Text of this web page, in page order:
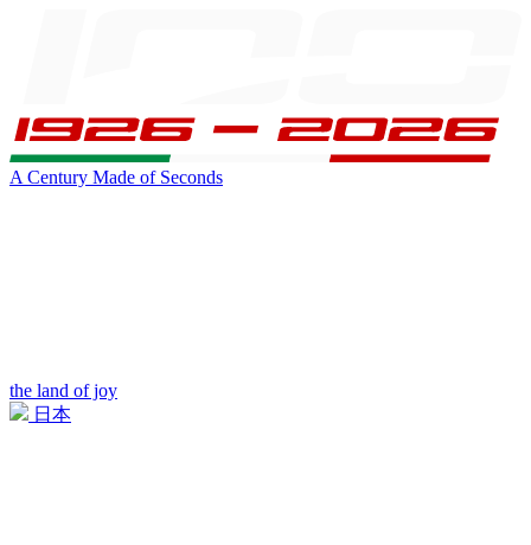
A Century Made of Seconds
the land of joy
日本